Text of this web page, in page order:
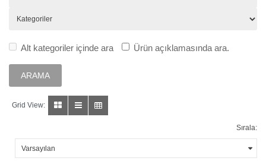
Alt kategoriler içinde ara Ürün açıklamasında ara.
Grid View:
Sırala: